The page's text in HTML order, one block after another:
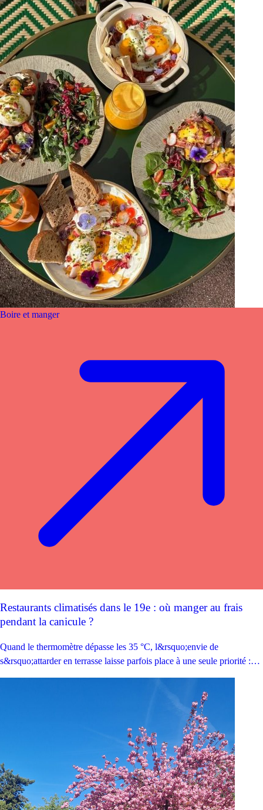
quartier, à la recherche des boissons les plus rafraîchissantes. Café
frappé, matcha glacé, citronnade maison, bubble tea… :...
Boire et manger
Restaurants climatisés dans le 19e : où manger au frais
pendant la canicule ?
Quand le thermomètre dépasse les 35 °C, l&rsquo;envie de
s&rsquo;attarder en terrasse laisse parfois place à une seule priorité :
confortablement, même lors des épisodes de canicule. Cuisine
française, italienne, asiatique ou food court géant&#8230; Voici nos